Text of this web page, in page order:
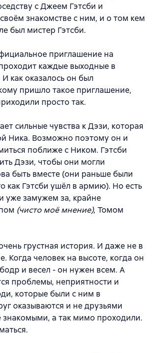
с Джеем Гэтсби и
знакомстве с ним, и о том кем
был мистер Гэтсби.
приглашение на
каждые выходные в
как оказалось он был
пришло такое приглашение,
просто так.
сильные чувства к Дэзи, которая
Ника. Возможно поэтому он и
поближе с Ником. Гэтсби
Дэзи, чтобы они могли
быть вместе (они раньше были
как Гэтсби ушёл в армию). Но есть
уже замужем за, крайне
(чисто моё мнение), Томом
грустная история. И даже не в
Когда человек на высоте, когда он
и весел - он нужен всем. А
проблемы, неприятности и
которые были с ним в
оказываются и не друзьями
знакомыми, а так мимо проходили.